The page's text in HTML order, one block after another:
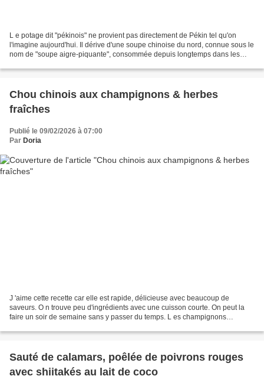
L e potage dit "pékinois" ne provient pas directement de Pékin tel qu'on
l'imagine aujourd'hui. Il dérive d'une soupe chinoise du nord, connue sous le
nom de "soupe aigre-piquante", consommée depuis longtemps dans les
Chou chinois aux champignons & herbes
fraîches
Publié le 09/02/2026 à 07:00
Par Doria
J 'aime cette recette car elle est rapide, délicieuse avec beaucoup de
saveurs. O n trouve peu d'ingrédients avec une cuisson courte. On peut la
faire un soir de semaine sans y passer du temps. L es champignons
Sauté de calamars, poêlée de poivrons rouges
avec shiitakés au lait de coco